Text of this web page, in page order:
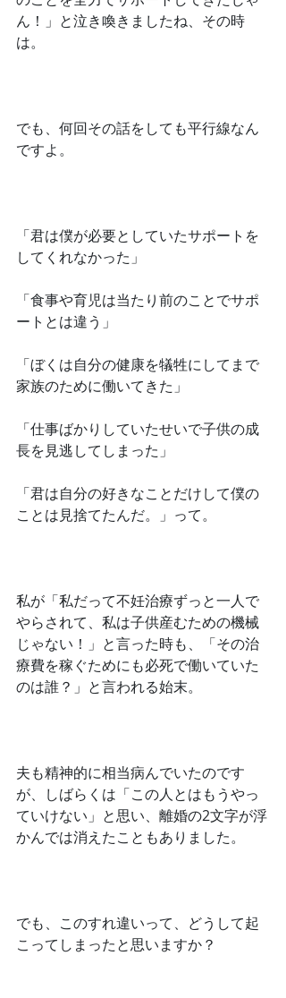
ん！」と泣き喚きましたね、その時
は。
﻿でも、何回その話をしても平行線なん
ですよ。
﻿「君は僕が必要としていたサポートを
してくれなかった」
﻿「食事や育児は当たり前のことでサポ
ートとは違う」
﻿「ぼくは自分の健康を犠牲にしてまで
家族のために働いてきた」
﻿「仕事ばかりしていたせいで子供の成
長を見逃してしまった」
﻿「君は自分の好きなことだけして僕の
ことは見捨てたんだ。」って。
﻿私が「私だって不妊治療ずっと一人で
やらされて、私は子供産むための機械
じゃない！」と言った時も、「その治
療費を稼ぐためにも必死で働いていた
のは誰？」と言われる始末。
﻿夫も精神的に相当病んでいたのです
が、しばらくは「この人とはもうやっ
ていけない」と思い、離婚の2文字が浮
かんでは消えたこともありました。
﻿でも、このすれ違いって、どうして起
こってしまったと思いますか？